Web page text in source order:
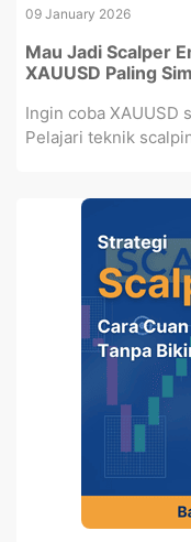
09 January 2026
Mau Jadi Scalper
XAUUSD Paling
Ingin coba XAUUSD
Pelajari teknik